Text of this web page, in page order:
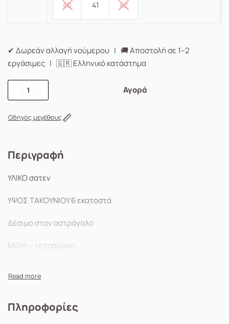
40 41 42
✔ Δωρεάν αλλαγή νούμερου | 🚚 Αποστολή σε 1–2
εργάσιμες | 🇬🇷 Ελληνικό κατάστημα
Αγορά
Οδηγός μεγέθους
Περιγραφή
ΥΛΙΚΟ σατεν
ΥΨΟΣ ΤΑΚΟΥΝΙΟΥ 6 εκατοστά
Δέσιμο στον αστράγαλο
Μύτη – τετράγωνη
Πληροφορίες